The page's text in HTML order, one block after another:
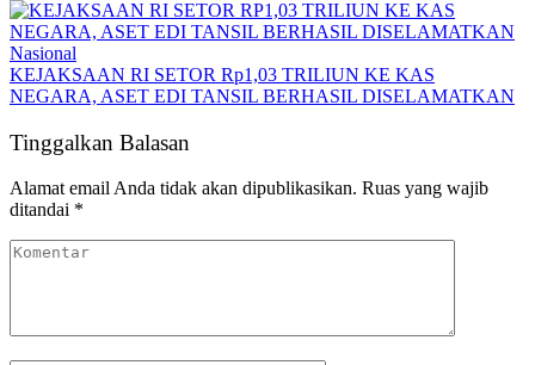
Nasional
KEJAKSAAN RI SETOR Rp1,03 TRILIUN KE KAS
NEGARA, ASET EDI TANSIL BERHASIL DISELAMATKAN
Tinggalkan Balasan
Alamat email Anda tidak akan dipublikasikan. Ruas yang wajib
ditandai *